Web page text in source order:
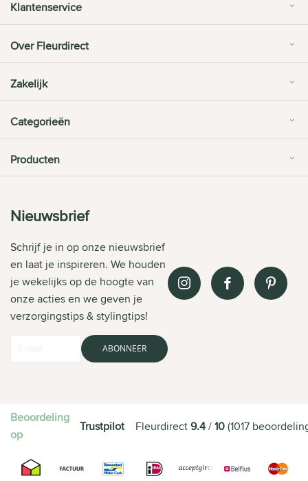
Klantenservice
Over Fleurdirect
Zakelijk
Categorieën
Producten
Nieuwsbrief
Schrijf je in op onze nieuwsbrief
en laat je inspireren. We houden
je wekelijks op de hoogte van
onze acties en we geven je
verzorgingstips & stylingtips!
ABONNEER
Beoordeling
op
Trustpilot Fleurdirect9.4/10(1017